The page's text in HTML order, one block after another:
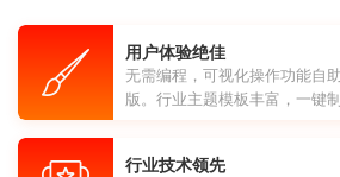
用户体验绝佳
无需编程，可视化操作功能自
版。行业主题模板丰富，一键
行业技术领先